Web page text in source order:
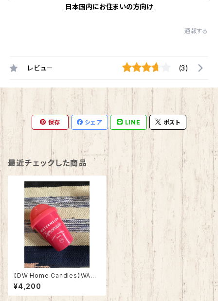
日本国内にお住まいの方向け
通報する
レビュー (3)
保存 シェア LINE ポスト
最近チェックした商品
【DW Home Candles】WATE
RMELON LEMONADE 4.3oz
【アロマキャンドル】
¥4,200